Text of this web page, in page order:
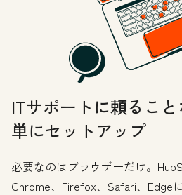
ITサポートに頼るこ
単にセットアップ
必要なのはブラウザーだけ。
Chrome、Firefox、Safari、Edge